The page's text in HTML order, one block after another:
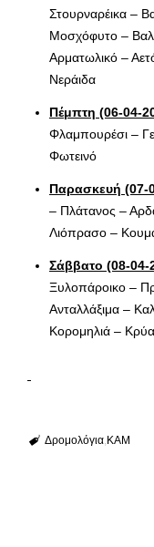
Στουρναρέικα –
Μοσχόφυτο –
Αρματωλικό –
Νεράιδα
Πέμπτη (06-04-
Φλαμπουρέσι –
Φωτεινό
Παρασκευή (07-
– Πλάτανος –
Λιόπρασο –
Σάββατο (08-04-
Ξυλοπάροικο –
Ανταλλάξιμα –
Κορομηλιά –
Δρομολόγια ΚΑΜ